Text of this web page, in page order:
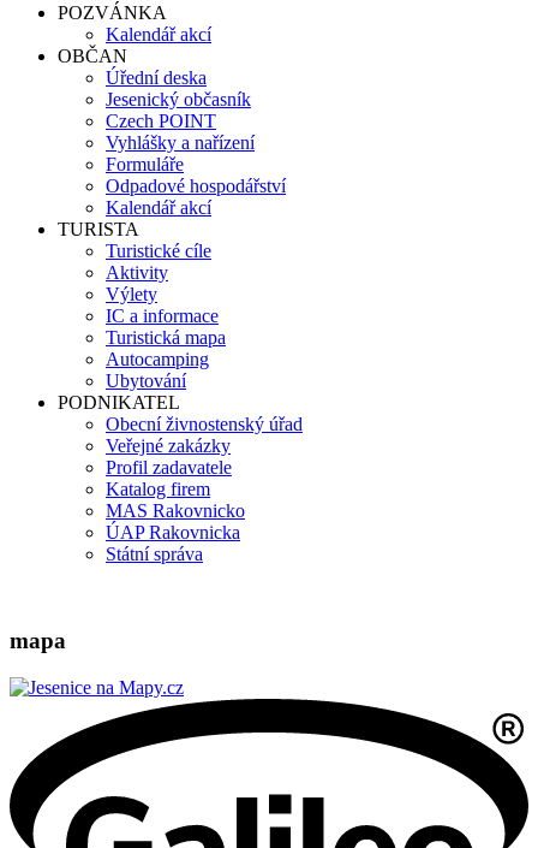
POZVÁNKA
Kalendář akcí
OBČAN
Úřední deska
Jesenický občasník
Czech POINT
Vyhlášky a nařízení
Formuláře
Odpadové hospodářství
Kalendář akcí
TURISTA
Turistické cíle
Aktivity
Výlety
IC a informace
Turistická mapa
Autocamping
Ubytování
PODNIKATEL
Obecní živnostenský úřad
Veřejné zakázky
Profil zadavatele
Katalog firem
MAS Rakovnicko
ÚAP Rakovnicka
Státní správa
mapa